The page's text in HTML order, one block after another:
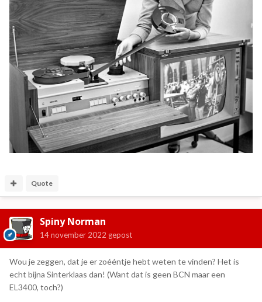
Quote
Spiny Norman
14 november 2022 gepost
Wou je zeggen, dat je er zoééntje hebt weten te vinden? Het is
echt bijna Sinterklaas dan! (Want dat is geen BCN maar een
EL3400, toch?)